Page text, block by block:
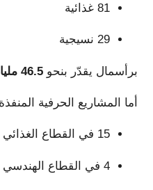
81 غذائية
29 نسيجية
برأسمال يقدّر بنحو 46.5 مليار ليرة سورية
أما المشاريع الحرفية
15 في القطاع الغذائي
4 في القطاع الهندسي